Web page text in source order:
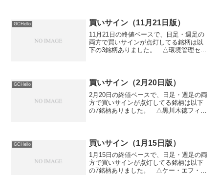
GCHello 買いサイン（11月21日版）
11月21日の終値ベースで、日足・週足の
両方で買いサインが点灯してる銘柄は以
下の3銘柄ありました。 △環境管理セン
それ以...
GCHello 買いサイン（2月20日版）
2月20日の終値ベースで、日足・週足の両
方で買いサインが点灯してる銘柄は以下
の7銘柄ありました。 △黒川木徳フィナ
△...
GCHello 買いサイン（1月15日版）
1月15日の終値ベースで、日足・週足の両
方で買いサインが点灯してる銘柄は以下
の7銘柄ありました。 △ケー・エフ・シ